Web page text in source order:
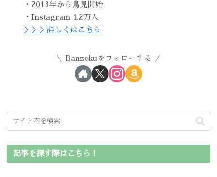
・2013年から鳥見開始
・Instagram 1.2万人
＞＞＞詳しくはこちら
Banzokuをフォローする
記事を探す際はこちら！